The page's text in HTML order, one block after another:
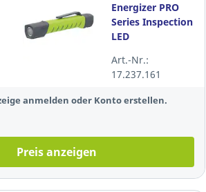
Energizer PRO
Series Inspection
LED
akku/batterie,
350 lm
Art.-Nr.:
17.237.161
anmelden oder Konto erstellen.
Preis anzeigen